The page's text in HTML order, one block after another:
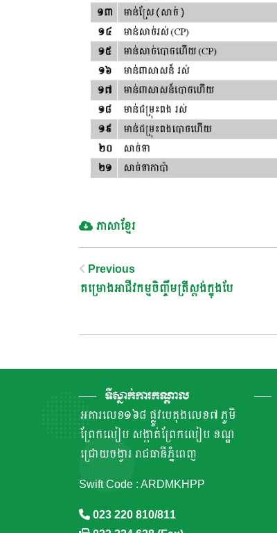
ភាសាខ្មែរ
Post
Previous
គម្រោងអាជីវកម្មចិញ្ចឹមត្រីស្ពង់ក្នុងបែ
ទីស្នាក់ការកណ្តាល
អគារលេខ១៦៨ ផ្លូវបេតុងលេខ៧ ភូមិ
ព្រែកលៀប សង្កាត់ព្រែកលៀប ខណ្ឌ
ជ្រោយចង្វារ រាជធានីភ្នំពេញ
Swift Code : ARDMKHPP
023 220 810/811